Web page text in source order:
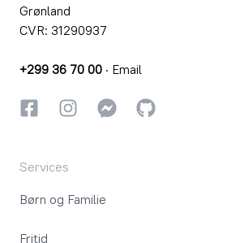
Grønland
CVR: 31290937
+299 36 70 00 · Email
FacebookInstagramInstagram
GitHub
Services
Børn og Familie
Fritid